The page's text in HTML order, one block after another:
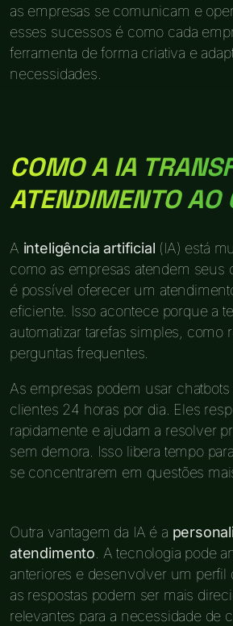
as empresas se comunicam e
esses sucessos é como cada
ferramenta de forma criativa e
necessidades.
COMO A IA
ATENDIMENTO AO
A inteligência artificial (IA) está
como as empresas atendem seus
é possível oferecer um
eficiente. Isso acontece porque a
automatizar tarefas simples, como
perguntas frequentes.
As empresas podem usar
clientes 24 horas por dia. Eles
rapidamente e ajudam a resolver
sem demora. Isso libera tempo
se concentrarem em questões
Outra vantagem da IA é a
atendimento . A tecnologia pode
anteriores e desenvolver um perfil
as respostas podem ser mais
relevantes para a necessidade de